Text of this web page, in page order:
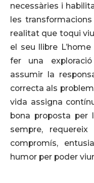
necessàries i
les
realitat que toqui
el seu llibre
fer una
assumir la
correcta als
vida assigna
bona proposta per
sempre,
compromís,
humor per poder